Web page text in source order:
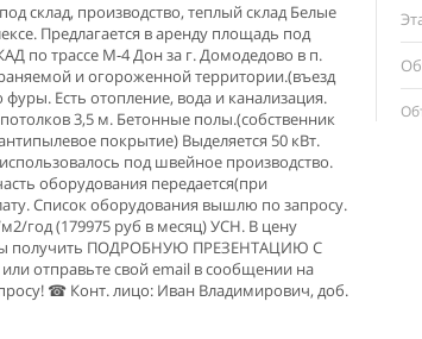
склад, производство, теплый склад Белые
Предлагается в аренду площадь под
по трассе М-4 Дон за г. Домодедово в п.
и огороженной территории.(въезд
Есть отопление, вода и канализация.
3,5 м. Бетонные полы.(собственник
покрытие) Выделяется 50 кВт.
под швейное производство.
оборудования передается(при
Список оборудования вышлю по запросу.
год (179975 руб в месяц) УСН. В цену
получить ПОДРОБНУЮ ПРЕЗЕНТАЦИЮ С
отправьте свой email в сообщении на
☎ Конт. лицо: Иван Владимирович, доб.